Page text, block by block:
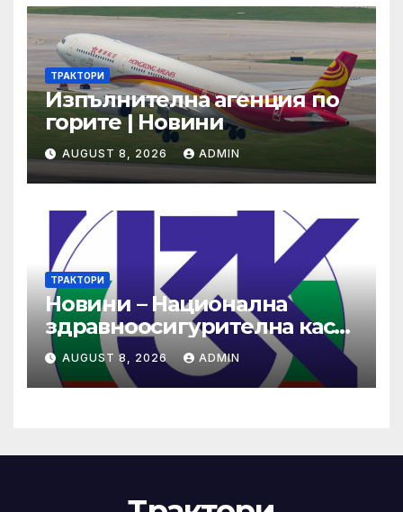
ТРАКТОРИ
Изпълнителна агенция по
горите | Новини
AUGUST 8, 2026 ADMIN
ТРАКТОРИ
Новини – Национална
здравноосигурителна каса
(НЗОК)
AUGUST 8, 2026 ADMIN